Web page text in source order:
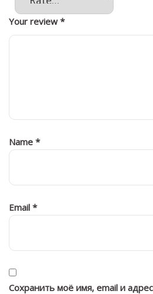
Your review *
Name *
Email *
Сохранить моё имя, email и